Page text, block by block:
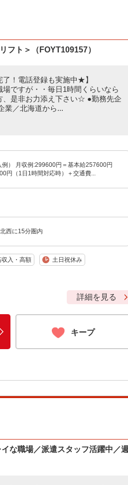
フト＞（FOYT109157）
完了！電話登録も実施中★】
ですが・・毎日1時間くらいなら
、是非お力添え下さい☆ ●勤務先企
業／北海道から...
） 月収例:299600円＝基本給257600円
円（1日1時間対応時）＋交通費...
西に15分圏内
収入・高額 土日祝休み
詳細を見る
キープ
な職場／派遣スタッフ活躍中／週